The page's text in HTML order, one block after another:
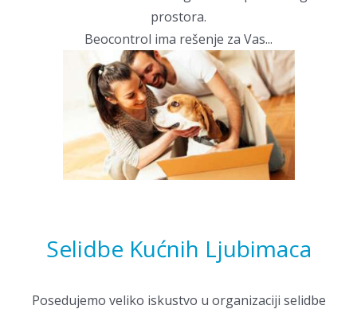
prostora.
Beocontrol ima rešenje za Vas...
Selidbe Kućnih Ljubimaca
Posedujemo veliko iskustvo u organizaciji selidbe